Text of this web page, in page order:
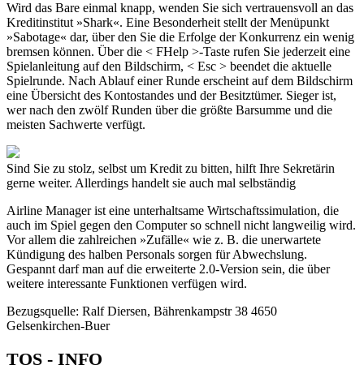
Wird das Bare einmal knapp, wenden Sie sich vertrauensvoll an das
Kreditinstitut »Shark«. Eine Besonderheit stellt der Menüpunkt
»Sabotage« dar, über den Sie die Erfolge der Konkurrenz ein wenig
bremsen können. Über die < FHelp >-Taste rufen Sie jederzeit eine
Spielanleitung auf den Bildschirm, < Esc > beendet die aktuelle
Spielrunde. Nach Ablauf einer Runde erscheint auf dem Bildschirm
eine Übersicht des Kontostandes und der Besitztümer. Sieger ist,
wer nach den zwölf Runden über die größte Barsumme und die
meisten Sachwerte verfügt.
Sind Sie zu stolz, selbst um Kredit zu bitten, hilft Ihre Sekretärin
gerne weiter. Allerdings handelt sie auch mal selbständig
Airline Manager ist eine unterhaltsame Wirtschaftssimulation, die
auch im Spiel gegen den Computer so schnell nicht langweilig wird.
Vor allem die zahlreichen »Zufälle« wie z. B. die unerwartete
Kündigung des halben Personals sorgen für Abwechslung.
Gespannt darf man auf die erweiterte 2.0-Version sein, die über
weitere interessante Funktionen verfügen wird.
Bezugsquelle: Ralf Diersen, Bährenkampstr 38 4650
Gelsenkirchen-Buer
TOS - INFO